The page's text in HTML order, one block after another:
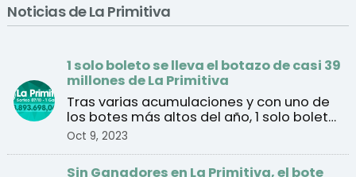
Noticias de La Primitiva
1 solo boleto se lleva el botazo de casi 39
millones de La Primitiva
Tras varias acumulaciones y con uno de
los botes más altos del año, 1 solo boleto
se lleva final ...
Oct 9, 2023
Sin Ganadores en La Primitiva, el bote